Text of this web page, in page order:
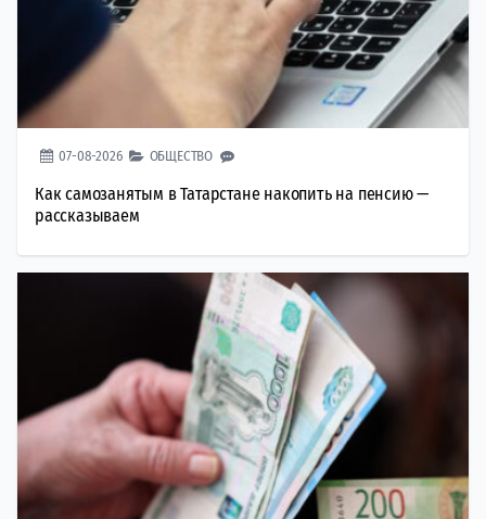
07-08-2026 ОБЩЕСТВО
Как самозанятым в Татарстане накопить на пенсию —
рассказываем